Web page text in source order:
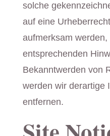
solche
auf eine
aufmerksam
entsprechenden
Bekanntwerden von
werden wir derartige
entfernen.